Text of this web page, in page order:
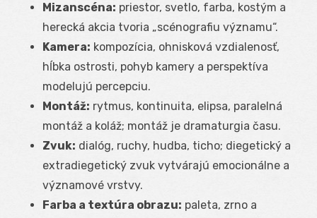
Mizanscéna: priestor, svetlo, farba, kostým a
herecká akcia tvoria „scénografiu významu“.
Kamera: kompozícia, ohnisková vzdialenosť,
hĺbka ostrosti, pohyb kamery a perspektíva
modelujú percepciu.
Montáž: rytmus, kontinuita, elipsa, paralelná
montáž a koláž; montáž je dramaturgia času.
Zvuk: dialóg, ruchy, hudba, ticho; diegetický a
extradiegetický zvuk vytvárajú emocionálne a
významové vrstvy.
Farba a textúra obrazu: paleta, zrno a